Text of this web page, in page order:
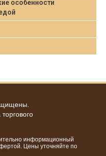
особенности
информационный
Цены уточняйте по